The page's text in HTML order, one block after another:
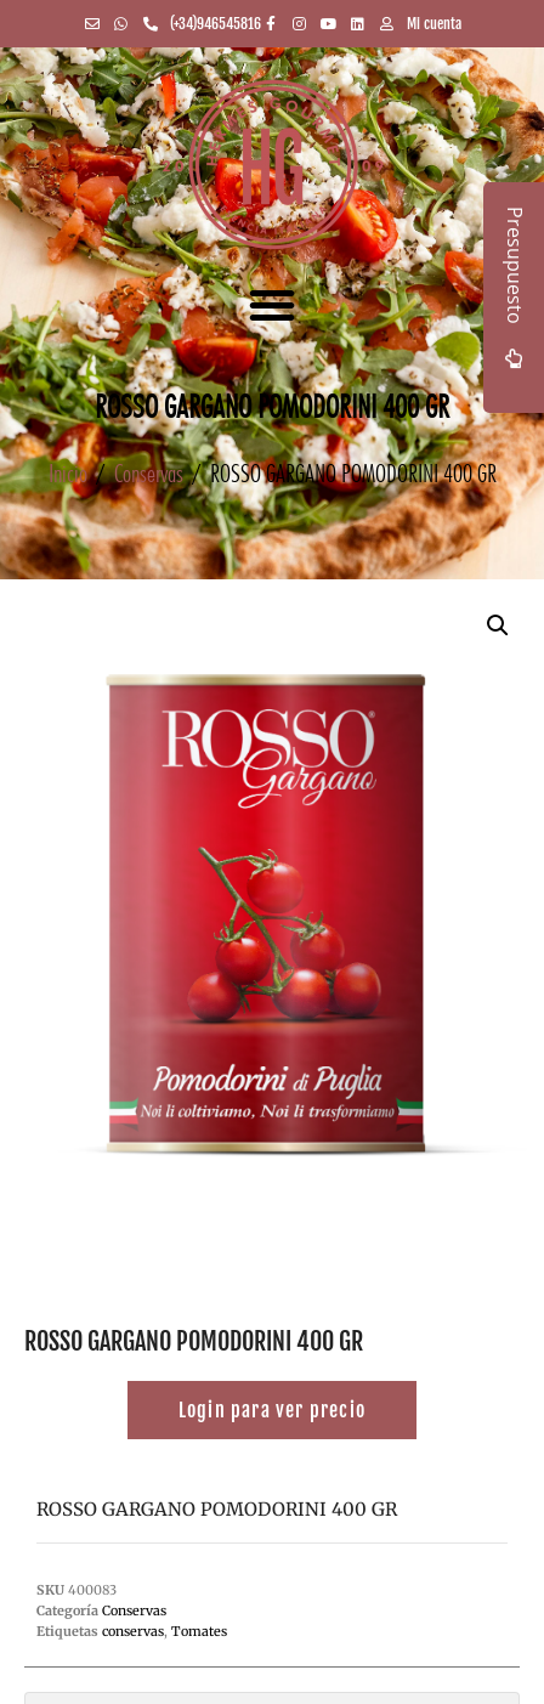
(+34)946545816 Mi cuenta
ROSSO GARGANO POMODORINI 400 GR
Inicio/Conservas/ ROSSO GARGANO POMODORINI 400 GR
ROSSO GARGANO POMODORINI 400 GR
Login para ver precio
ROSSO GARGANO POMODORINI 400 GR
SKU 400083
Categoría Conservas
Etiquetas conservas, Tomates
Presupuesto